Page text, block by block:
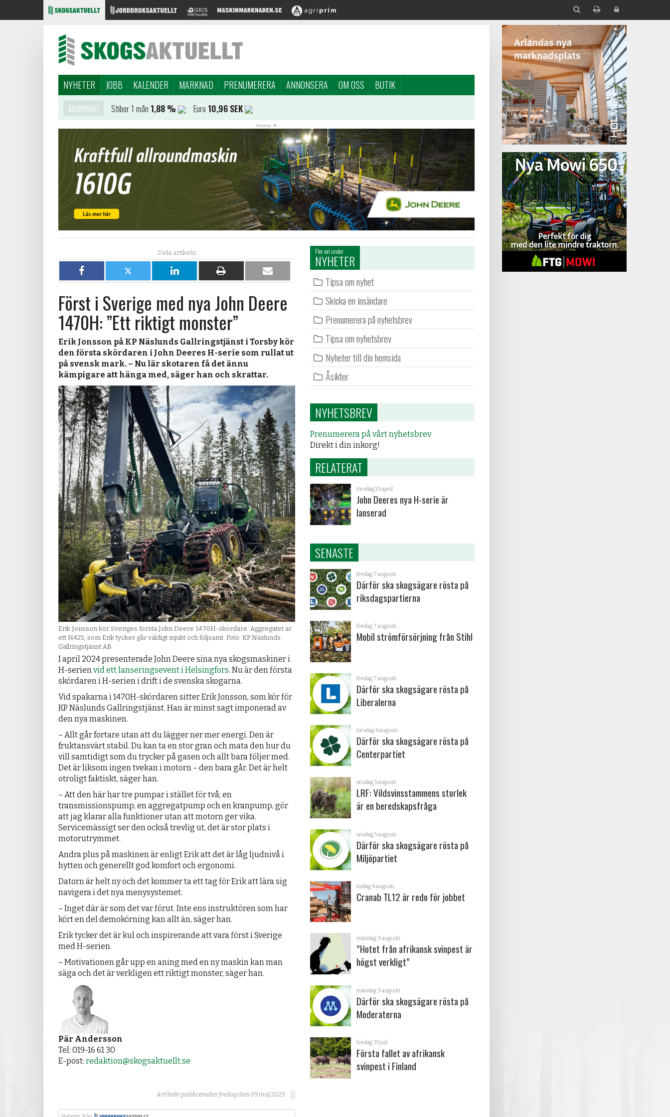
NYHETER JOBB KALENDER MARKNAD PRENUMERERA ANNONSERA OM OSS
BUTIK
MARKNAD
Stibor 1 mån 1,88 % Euro 10,96 SEK
Dela
på
Facebook
Dela
på
X
Dela
på
LinkedIn
Dela
på
papper
Dela
per
e-
post
Först i Sverige med nya John Deere
1470H: ”Ett riktigt monster”
Erik Jonsson på KP Näslunds Gallringstjänst i Torsby kör
den första skördaren i John Deeres H-serie som rullat ut
på svensk mark. – Nu lär skotaren få det ännu
kämpigare att hänga med, säger han och skrattar.
Erik Jonsson kör Sveriges första John Deere 1470H-skördare. Aggregatet är
ett H425, som Erik tycker går väldigt mjukt och följsamt. Foto: KP Näslunds
Gallringstjänst AB
I april 2024 presenterade John Deere sina nya skogsmaskiner i
H-serienvid ett lanseringsevent i Helsingfors. Nu är den första
skördaren i H-serien i drift i de svenska skogarna.
Vid spakarna i 1470H-skördaren sitter Erik Jonsson, som kör för
KP Näslunds Gallringstjänst. Han är minst sagt imponerad av
den nya maskinen.
– Allt går fortare utan att du lägger ner mer energi. Den är
fruktansvärt stabil. Du kan ta en stor gran och mata den hur du
vill samtidigt som du trycker på gasen och allt bara följer med.
Det är liksom ingen tvekan i motorn – den bara går. Det är helt
otroligt faktiskt, säger han.
– Att den här har tre pumpar i stället för två; en
transmissionspump, en aggregatpump och en kranpump, gör
att jag klarar alla funktioner utan att motorn ger vika.
Servicemässigt ser den också trevlig ut, det är stor plats i
motorutrymmet.
Andra plus på maskinen är enligt Erik att det är låg ljudnivå i
hytten och generellt god komfort och ergonomi.
Datorn är helt ny och det kommer ta ett tag för Erik att lära sig
navigera i det nya menysystemet.
– Inget där är som det var förut. Inte ens instruktören som har
kört en del demokörning kan allt än, säger han.
Erik tycker det är kul och inspirerande att vara först i Sverige
med H-serien.
– Motivationen går upp en aning med en ny maskin kan man
säga och det är verkligen ett riktigt monster, säger han.
Pär Andersson
Tel: 019-16 61 30
E-post: redaktion@skogsaktuellt.se
Artikeln publicerades fredag den 09 maj 2025
Fler val under
NYHETER
Tipsa om nyhet
Skicka en insändare
Prenumerera på nyhetsbrev
Tipsa om nyhetsbrev
Nyheter till din hemsida
Åsikter
NYHETSBREV
Prenumerera på vårt nyhetsbrev
Direkt i din inkorg!
RELATERAT
torsdag 25 april
John Deeres nya H-serie är
lanserad
SENASTE
fredag 7 augusti
Därför ska skogsägare rösta på
riksdagspartierna
fredag 7 augusti
Mobil strömförsörjning från Stihl
fredag 7 augusti
Därför ska skogsägare rösta på
Liberalerna
torsdag 6 augusti
Därför ska skogsägare rösta på
Centerpartiet
onsdag 5 augusti
LRF: Vildsvinsstammens storlek
är en beredskapsfråga
onsdag 5 augusti
Därför ska skogsägare rösta på
Miljöpartiet
tisdag 4 augusti
Cranab TL12 är redo för jobbet
måndag 3 augusti
”Hotet från afrikansk svinpest är
högst verkligt”
måndag 3 augusti
Därför ska skogsägare rösta på
Moderaterna
fredag 31 juli
Första fallet av afrikansk
svinpest i Finland